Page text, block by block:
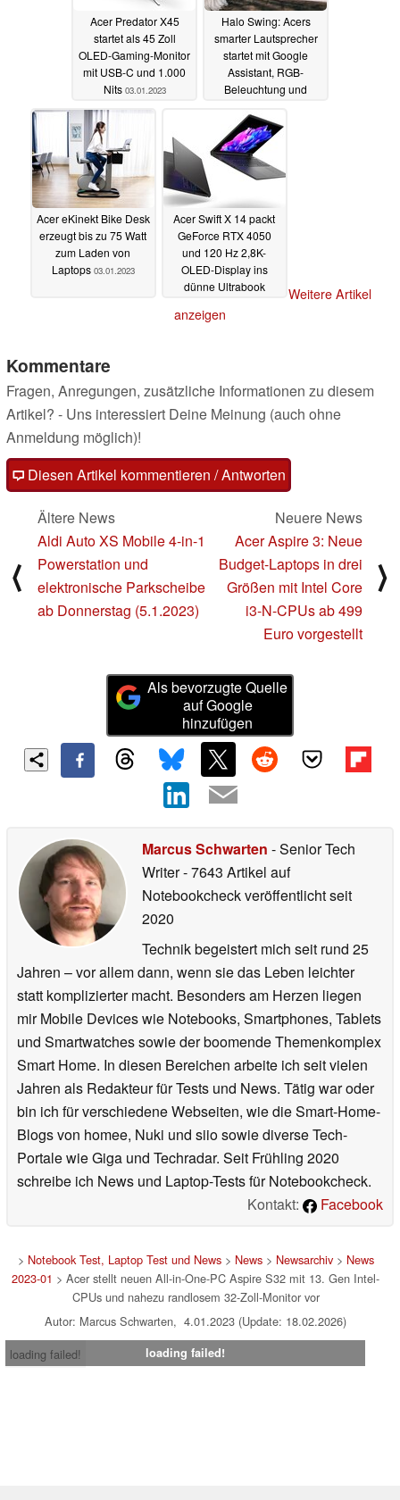
Acer Predator X45
startet als 45 Zoll
OLED-Gaming-Monitor
mit USB-C und 1.000
Nits 03.01.2023
Halo Swing: Acers
smarter Lautsprecher
startet mit Google
Assistant, RGB-
Beleuchtung und
Acer eKinekt Bike Desk
erzeugt bis zu 75 Watt
zum Laden von
Laptops 03.01.2023
Acer Swift X 14 packt
GeForce RTX 4050
und 120 Hz 2,8K-
OLED-Display ins
dünne Ultrabook
Weitere Artikel
anzeigen
Kommentare
Fragen, Anregungen, zusätzliche Informationen zu diesem
Artikel? - Uns interessiert Deine Meinung (auch ohne
Anmeldung möglich)!
Diesen Artikel kommentieren / Antworten
⟨
Ältere News
Aldi Auto XS Mobile 4-in-1
Powerstation und
elektronische Parkscheibe
ab Donnerstag (5.1.2023)
Neuere News
Acer Aspire 3: Neue
Budget-Laptops in drei
Größen mit Intel Core
i3-N-CPUs ab 499
Euro vorgestellt
⟩
Als bevorzugte Quelle
auf Google
hinzufügen
Marcus Schwarten - Senior Tech
Writer- 7643 Artikel auf
Notebookcheck veröffentlichtseit
2020
Technik begeistert mich seit rund 25
Jahren – vor allem dann, wenn sie das Leben leichter
statt komplizierter macht. Besonders am Herzen liegen
mir Mobile Devices wie Notebooks, Smartphones, Tablets
und Smartwatches sowie der boomende Themenkomplex
Smart Home. In diesen Bereichen arbeite ich seit vielen
Jahren als Redakteur für Tests und News. Tätig war oder
bin ich für verschiedene Webseiten, wie die Smart-Home-
Blogs von homee, Nuki und siio sowie diverse Tech-
Portale wie Giga und Techradar. Seit Frühling 2020
schreibe ich News und Laptop-Tests für Notebookcheck.
Kontakt:
Facebook
> Notebook Test, Laptop Test und News> News> Newsarchiv> News
2023-01 > Acer stellt neuen All-in-One-PC Aspire S32 mit 13. Gen Intel-
CPUs und nahezu randlosem 32-Zoll-Monitor vor
Autor: Marcus Schwarten, 4.01.2023 (Update: 18.02.2026)
loading failed!
loading failed!